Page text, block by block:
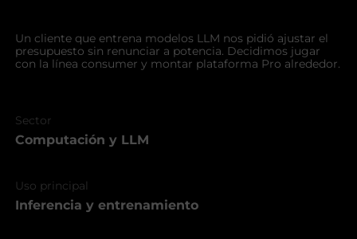
Un cliente que entrena modelos LLM nos pidió ajustar el
presupuesto sin renunciar a potencia. Decidimos jugar
con la línea consumer y montar plataforma Pro alrededor.
Sector
Computación y LLM
Uso principal
Inferencia y entrenamiento